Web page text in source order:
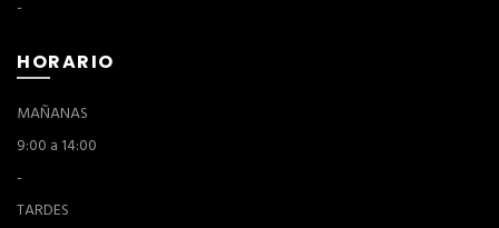
-
HORARIO
MAÑANAS
9:00 a 14:00
-
TARDES